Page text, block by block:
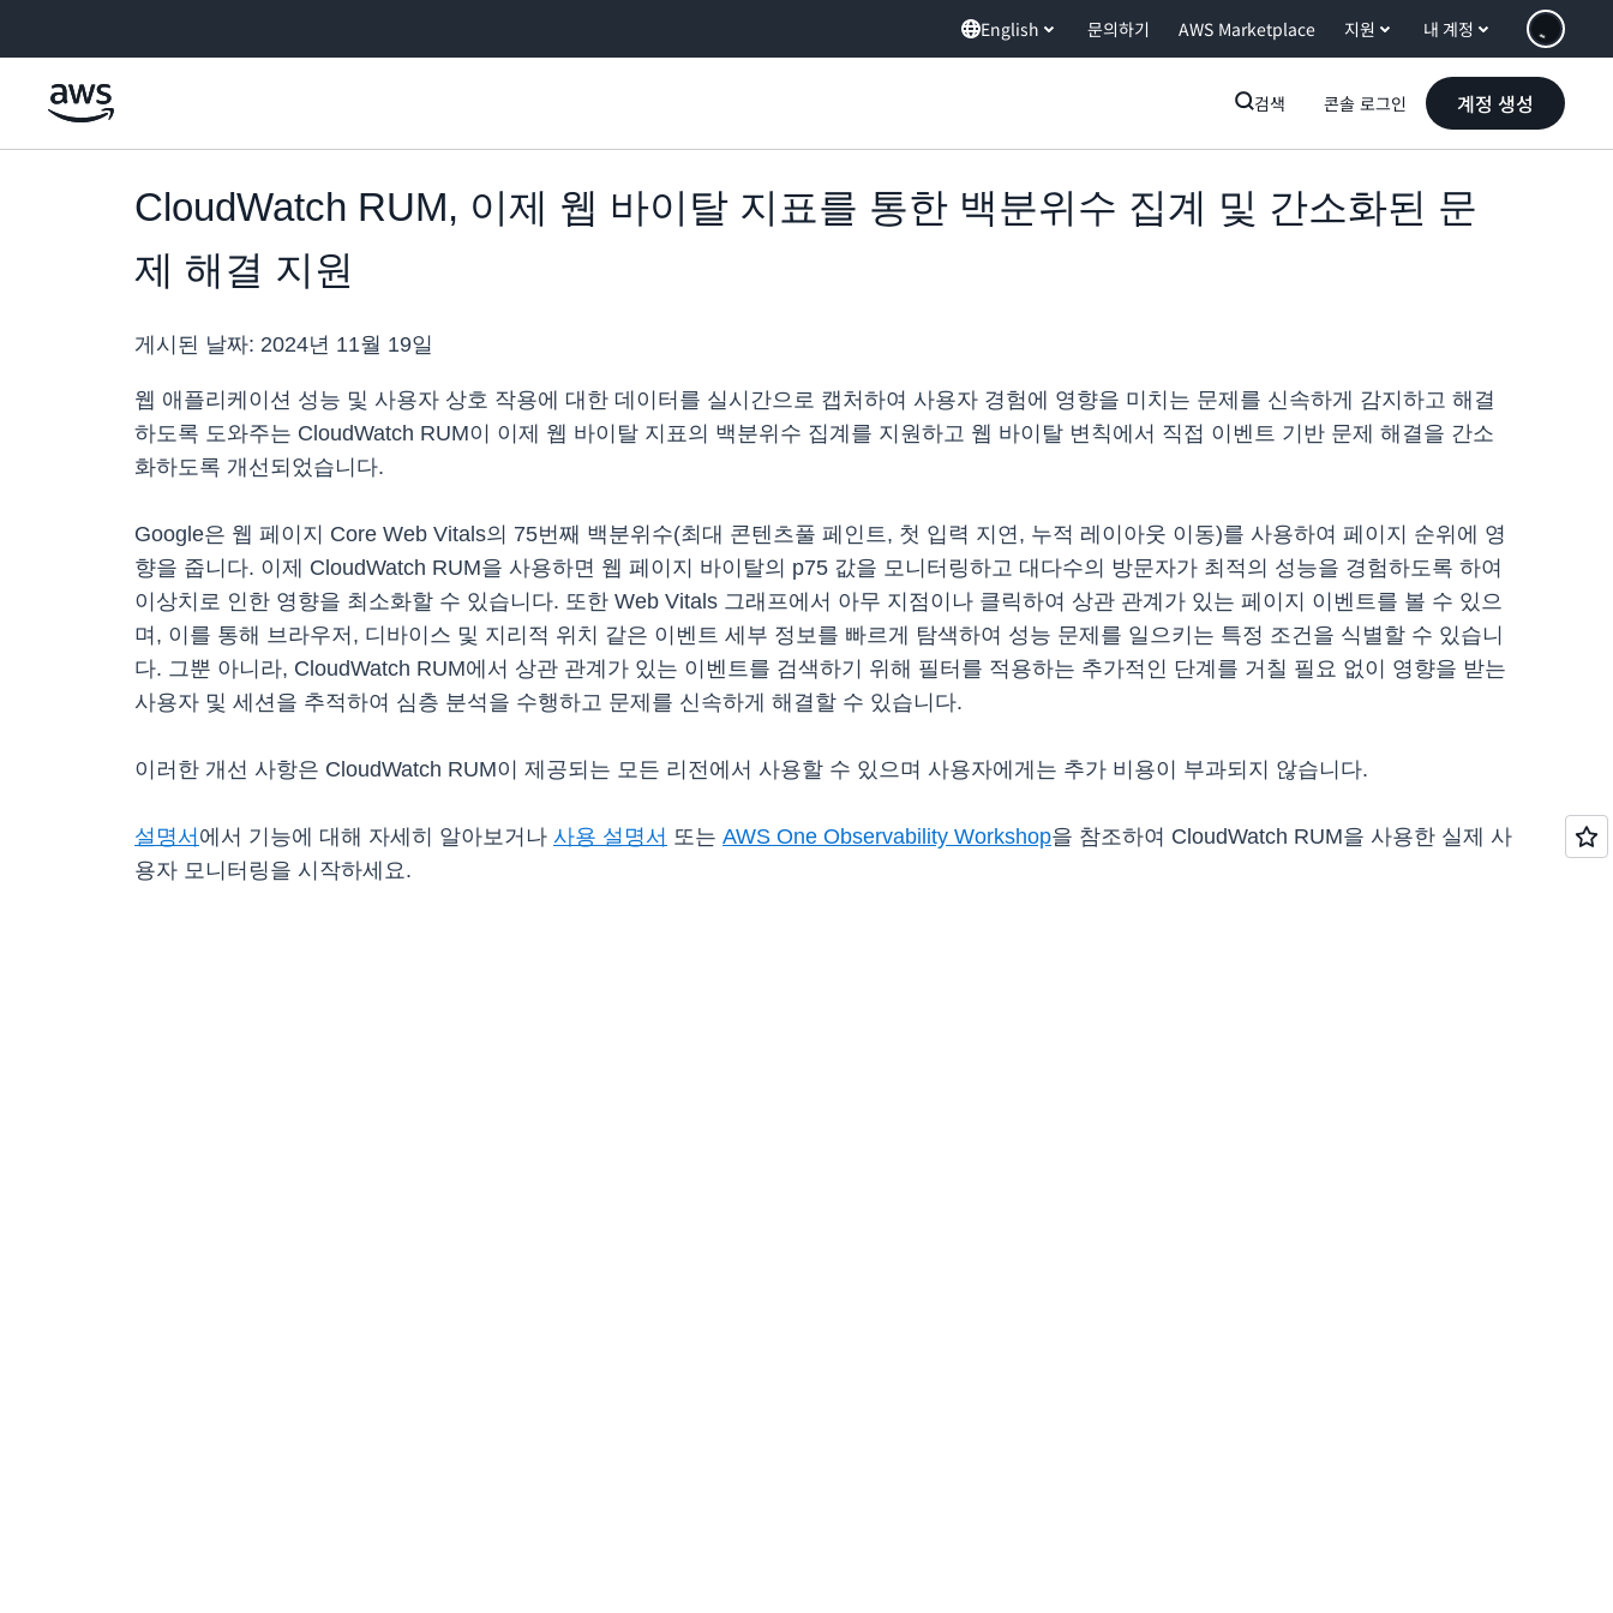
English 문의하기 AWS Marketplace 지원 내 계정
검색 콘솔 로그인 계정 생성
CloudWatch RUM, 이제 웹 바이탈 지표를 통한 백분위수 집계 및 간소화된 문
제 해결 지원
게시된 날짜: 2024년 11월 19일
웹 애플리케이션 성능 및 사용자 상호 작용에 대한 데이터를 실시간으로 캡처하여 사용자 경험에 영향을 미치는 문제를 신속하게 감지하고 해결
하도록 도와주는 CloudWatch RUM이 이제 웹 바이탈 지표의 백분위수 집계를 지원하고 웹 바이탈 변칙에서 직접 이벤트 기반 문제 해결을 간소
화하도록 개선되었습니다.
Google은 웹 페이지 Core Web Vitals의 75번째 백분위수(최대 콘텐츠풀 페인트, 첫 입력 지연, 누적 레이아웃 이동)를 사용하여 페이지 순위에 영
향을 줍니다. 이제 CloudWatch RUM을 사용하면 웹 페이지 바이탈의 p75 값을 모니터링하고 대다수의 방문자가 최적의 성능을 경험하도록 하여
이상치로 인한 영향을 최소화할 수 있습니다. 또한 Web Vitals 그래프에서 아무 지점이나 클릭하여 상관 관계가 있는 페이지 이벤트를 볼 수 있으
며, 이를 통해 브라우저, 디바이스 및 지리적 위치 같은 이벤트 세부 정보를 빠르게 탐색하여 성능 문제를 일으키는 특정 조건을 식별할 수 있습니
다. 그뿐 아니라, CloudWatch RUM에서 상관 관계가 있는 이벤트를 검색하기 위해 필터를 적용하는 추가적인 단계를 거칠 필요 없이 영향을 받는
사용자 및 세션을 추적하여 심층 분석을 수행하고 문제를 신속하게 해결할 수 있습니다.
이러한 개선 사항은 CloudWatch RUM이 제공되는 모든 리전에서 사용할 수 있으며 사용자에게는 추가 비용이 부과되지 않습니다.
설명서 에서 기능에 대해 자세히 알아보거나 사용 설명서 또는 AWS One Observability Workshop을 참조하여 CloudWatch RUM을 사용한 실제 사
용자 모니터링을 시작하세요.